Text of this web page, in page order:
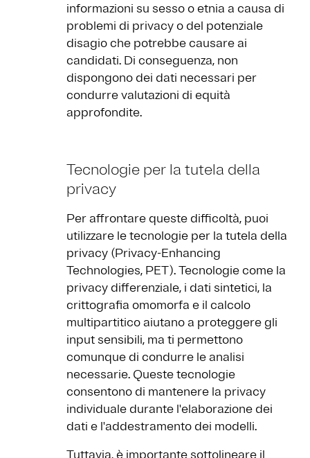
informazioni su sesso o etnia a causa di
problemi di privacy o del potenziale
disagio che potrebbe causare ai
candidati. Di conseguenza, non
dispongono dei dati necessari per
condurre valutazioni di equità
approfondite.
Tecnologie per la tutela della
privacy
Per affrontare queste difficoltà, puoi
utilizzare le tecnologie per la tutela della
privacy (Privacy-Enhancing
Technologies, PET). Tecnologie come la
privacy differenziale, i dati sintetici, la
crittografia omomorfa e il calcolo
multipartitico aiutano a proteggere gli
input sensibili, ma ti permettono
comunque di condurre le analisi
necessarie. Queste tecnologie
consentono di mantenere la privacy
individuale durante l'elaborazione dei
dati e l'addestramento dei modelli.
Tuttavia, è importante sottolineare il